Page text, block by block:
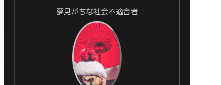
夢見がちな社会不適合者